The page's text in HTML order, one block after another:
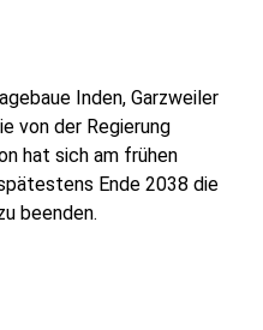
Inden, Garzweiler
von der Regierung
hat sich am frühen
Ende 2038 die
beenden.